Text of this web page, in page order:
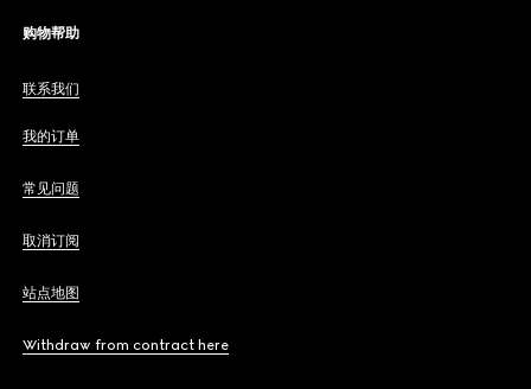
购物帮助
联系我们
我的订单
常见问题
取消订阅
站点地图
Withdraw from contract here